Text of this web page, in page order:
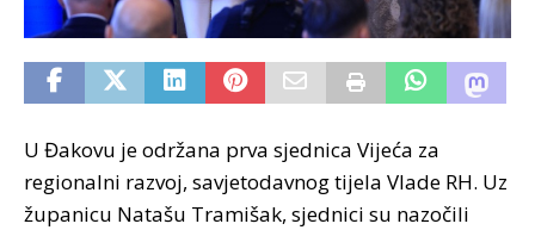
U Đakovu je održana prva sjednica Vijeća za
regionalni razvoj, savjetodavnog tijela Vlade RH. Uz
županicu Natašu Tramišak, sjednici su nazočili